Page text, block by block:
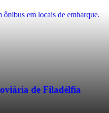
de Filadélfia